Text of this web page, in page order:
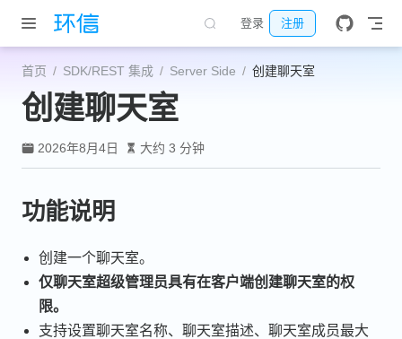
跳至主要內容
登录 注册
首页 SDK/REST 集成 Server Side 创建聊天室
创建聊天室
2026年8月4日 大约 3 分钟
功能说明
创建一个聊天室。
仅聊天室超级管理员具有在客户端创建聊天室的权
限。
支持设置聊天室名称、聊天室描述、聊天室成员最大